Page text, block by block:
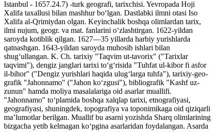
Istanbul - 1657.24.7) -turk geografi, tarixchisi. Yevropada Hoji
Xalifa taxallusi bilan mashhur boʻlgan. Dastlabki ilmni otasi Iso
Xalifa al-Qrimiydan olgan. Keyinchalik boshqa olimlardan tarix,
ilmi nujum, geogr. va mat. fanlarini oʻzlashtirgan. 1622-yildan
saroyda kotiblik qilgan. 1627—35 yillarda harbiy yurishlarda
qatnashgan. 1643-yildan saroyda muhosib ishlari bilan
shugʻullangan. K. Ch. tarixiy "Taqvim ut-tavorix" ("Tarixlar
taqvimi"), dengiz janglari tarixi toʻgʻrisida "Tuhfat ul-kibor fi asfor
il-bihor" ("Dengiz yurishlari haqida ulugʻlarga tuhfa"), tarixiy-geo-
grafik "Jahonnamo" ("Jahon koʻzgusi"), bibliografik "Kashf uz-
zunun" hamda moliya masalalariga oid asarlar muallifi.
"Jahonnamo" toʻplamida boshqa xalqlap tarixi, etnografiyasi,
geografiyasi, shuningdek, topografiya va toponimikaga oid qiziqarli
maʼlumotlar berilgan. Muallif bu asarni yozishda Sharq olimlarining
bizgacha yetib kelmagan koʻpgina asarlaridan foydalangan. Asarda